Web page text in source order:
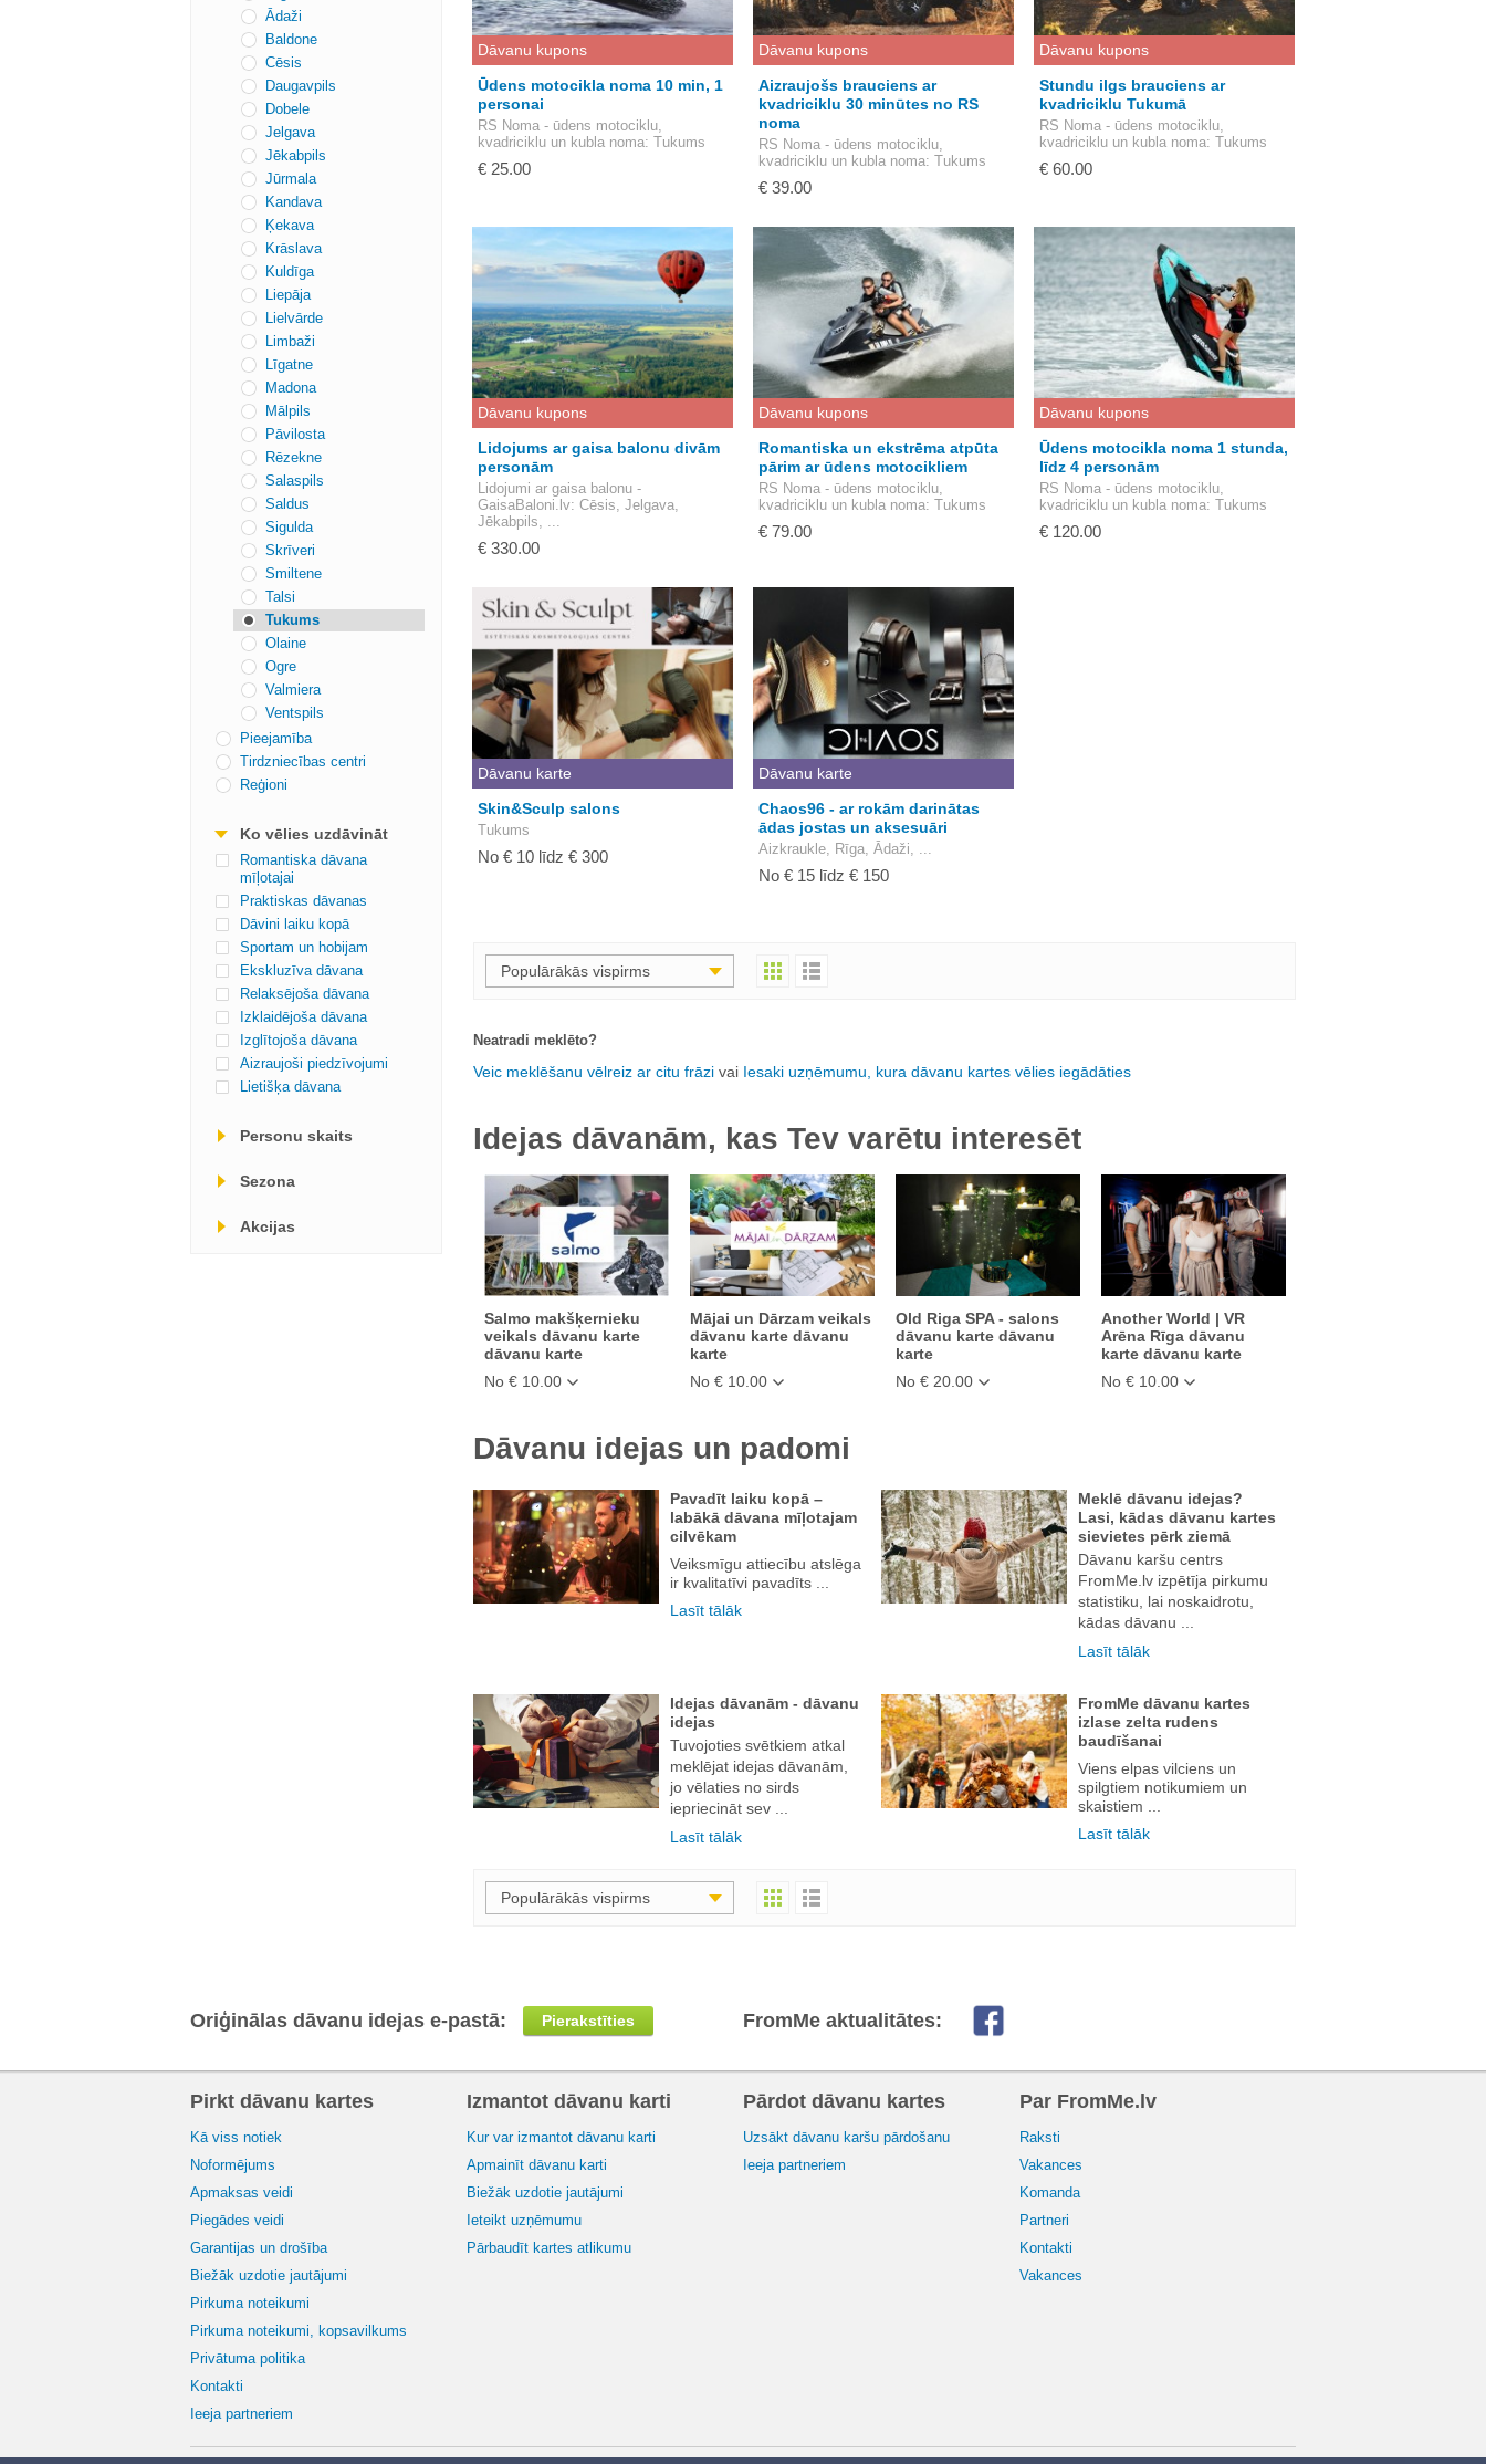
Ādaži
Baldone
Cēsis
Daugavpils
Dobele
Jelgava
Jēkabpils
Jūrmala
Kandava
Ķekava
Krāslava
Kuldīga
Liepāja
Lielvārde
Limbaži
Līgatne
Madona
Mālpils
Pāvilosta
Rēzekne
Salaspils
Saldus
Sigulda
Skrīveri
Smiltene
Talsi
Tukums
Olaine
Ogre
Valmiera
Ventspils
Pieejamība
Tirdzniecības centri
Reģioni
Ko vēlies uzdāvināt
Romantiska dāvana
mīļotajai
Praktiskas dāvanas
Dāvini laiku kopā
Sportam un hobijam
Ekskluzīva dāvana
Relaksējoša dāvana
Izklaidējoša dāvana
Izglītojoša dāvana
Aizraujoši piedzīvojumi
Lietišķa dāvana
Personu skaits
Sezona
Akcijas
Dāvanu kupons
Ūdens motocikla noma 10 min, 1
personai
RS Noma - ūdens motociklu,
kvadriciklu un kubla noma: Tukums
€ 25.00
Dāvanu kupons
Aizraujošs brauciens ar
kvadriciklu 30 minūtes no RS
noma
RS Noma - ūdens motociklu,
kvadriciklu un kubla noma: Tukums
€ 39.00
Dāvanu kupons
Stundu ilgs brauciens ar
kvadriciklu Tukumā
RS Noma - ūdens motociklu,
kvadriciklu un kubla noma: Tukums
€ 60.00
Dāvanu kupons
Lidojums ar gaisa balonu divām
personām
Lidojumi ar gaisa balonu -
GaisaBaloni.lv: Cēsis, Jelgava,
Jēkabpils, ...
€ 330.00
Dāvanu kupons
Romantiska un ekstrēma atpūta
pārim ar ūdens motocikliem
RS Noma - ūdens motociklu,
kvadriciklu un kubla noma: Tukums
€ 79.00
Dāvanu kupons
Ūdens motocikla noma 1 stunda,
līdz 4 personām
RS Noma - ūdens motociklu,
kvadriciklu un kubla noma: Tukums
€ 120.00
Dāvanu karte
Skin&Sculp salons
Tukums
No € 10 līdz € 300
Dāvanu karte
Chaos96 - ar rokām darinātas
ādas jostas un aksesuāri
Aizkraukle, Rīga, Ādaži, ...
No € 15 līdz € 150
Populārākās vispirms
Neatradi meklēto?
Veic meklēšanu vēlreiz ar citu frāzi vai Iesaki uzņēmumu, kura dāvanu kartes vēlies iegādāties
Idejas dāvanām, kas Tev varētu interesēt
Salmo makšķernieku
veikals dāvanu karte
dāvanu karte
No € 10.00
Mājai un Dārzam veikals
dāvanu karte dāvanu
karte
No € 10.00
Old Riga SPA - salons
dāvanu karte dāvanu
karte
No € 20.00
Another World | VR
Arēna Rīga dāvanu
karte dāvanu karte
No € 10.00
Dāvanu idejas un padomi
Pavadīt laiku kopā –
labākā dāvana mīļotajam
cilvēkam
Veiksmīgu attiecību atslēga
ir kvalitatīvi pavadīts ...
Lasīt tālāk
Meklē dāvanu idejas?
Lasi, kādas dāvanu kartes
sievietes pērk ziemā
Dāvanu karšu centrs
FromMe.lv izpētīja pirkumu
statistiku, lai noskaidrotu,
kādas dāvanu ...
Lasīt tālāk
Idejas dāvanām - dāvanu
idejas
Tuvojoties svētkiem atkal
meklējat idejas dāvanām,
jo vēlaties no sirds
iepriecināt sev ...
Lasīt tālāk
FromMe dāvanu kartes
izlase zelta rudens
baudīšanai
Viens elpas vilciens un
spilgtiem notikumiem un
skaistiem ...
Lasīt tālāk
Populārākās vispirms
FromMe aktualitātes:
Oriģinālas dāvanu idejas e-pastā: Pierakstīties
Pirkt dāvanu kartes
Kā viss notiek
Noformējums
Apmaksas veidi
Piegādes veidi
Garantijas un drošība
Biežāk uzdotie jautājumi
Pirkuma noteikumi
Pirkuma noteikumi, kopsavilkums
Privātuma politika
Kontakti
Ieeja partneriem
Izmantot dāvanu karti
Kur var izmantot dāvanu karti
Apmainīt dāvanu karti
Biežāk uzdotie jautājumi
Ieteikt uzņēmumu
Pārbaudīt kartes atlikumu
Pārdot dāvanu kartes
Uzsākt dāvanu karšu pārdošanu
Ieeja partneriem
Par FromMe.lv
Raksti
Vakances
Komanda
Partneri
Kontakti
Vakances